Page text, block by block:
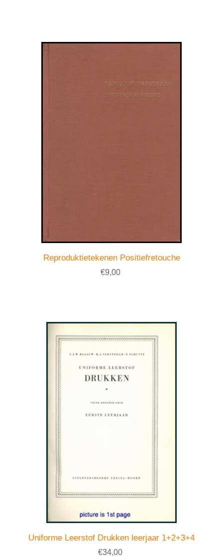
Reproduktietekenen Positiefretouche
€9,00
Uniforme Leerstof Drukken leerjaar 1+2+3+4
€34,00